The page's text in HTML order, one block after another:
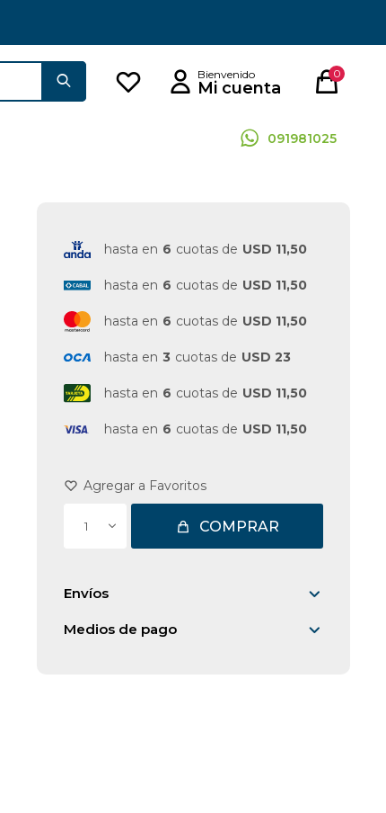
091981025
0
hasta en 6 cuotas de USD 11,50
hasta en 6 cuotas de USD 11,50
hasta en 6 cuotas de USD 11,50
hasta en 3 cuotas de USD 23
hasta en 6 cuotas de USD 11,50
hasta en 6 cuotas de USD 11,50
1 COMPRAR
Envíos
Medios de pago